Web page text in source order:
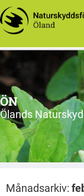
ÖN
Ölands
Månadsarkiv: